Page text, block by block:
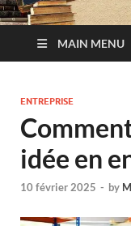
MAIN MENU
ENTREPRISE
idée en
10 février 2025 - by